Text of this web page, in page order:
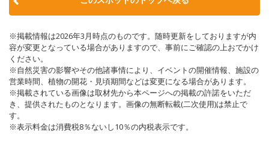
※掲載情報は2026年3月時点のものです。随時更新をしておりますが内
容が変更となっている場合がありますので、事前にご確認の上おでかけ
ください。
※自然災害の影響やその他諸事情により、イベントの開催情報、施設の
営業時間、植物の開花・見頃期間などは変更になる場合があります。
※掲載されている画像は取材先から本ページへの掲載の許諾をいただ
き、提供されたものとなります。画像の無断転載(二次使用)は禁止で
す。
※表示料金は消費税8％ないし10％の内税表示です。